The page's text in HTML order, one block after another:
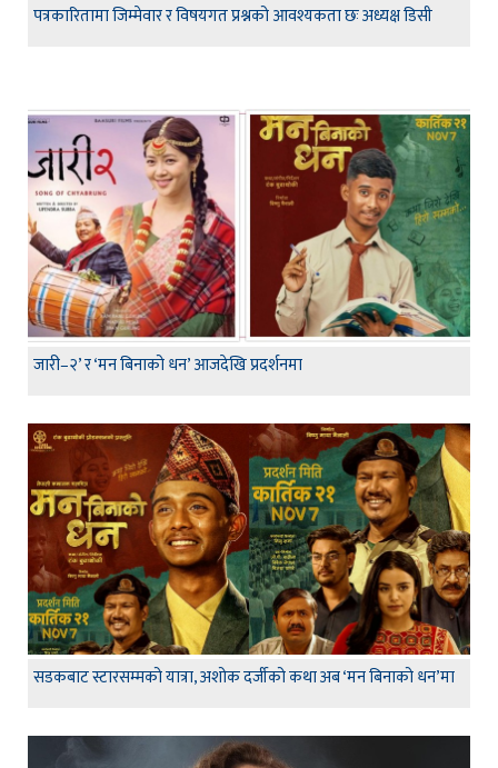
पत्रकारितामा जिम्मेवार र विषयगत प्रश्नको आवश्यकता छः अध्यक्ष डिसी
जारी–२’ र ‘मन बिनाको धन’ आजदेखि प्रदर्शनमा
सडकबाट स्टारसम्मको यात्रा, अशोक दर्जीको कथा अब ‘मन बिनाको धन’मा